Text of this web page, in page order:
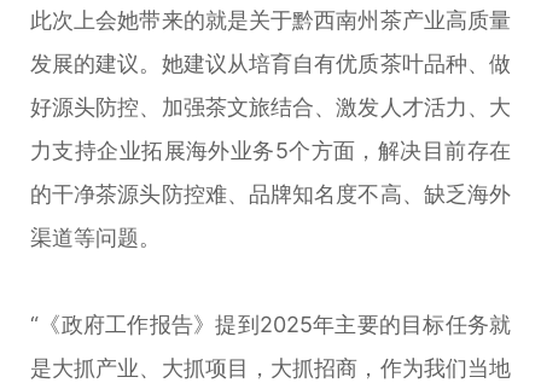
此次上会她带来的就是关于黔西南州茶产业高质量
发展的建议。她建议从培育自有优质茶叶品种、做
好源头防控、加强茶文旅结合、激发人才活力、大
力支持企业拓展海外业务5个方面，解决目前存在
的干净茶源头防控难、品牌知名度不高、缺乏海外
渠道等问题。
“《政府工作报告》提到2025年主要的目标任务就
是大抓产业、大抓项目，大抓招商，作为我们当地